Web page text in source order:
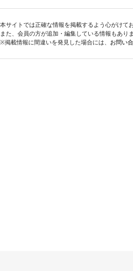
本サイトでは正確な情報を掲載するよう心がけて
また、会員の方が追加・編集している情報もあ
※掲載情報に間違いを発見した場合には、 お問い